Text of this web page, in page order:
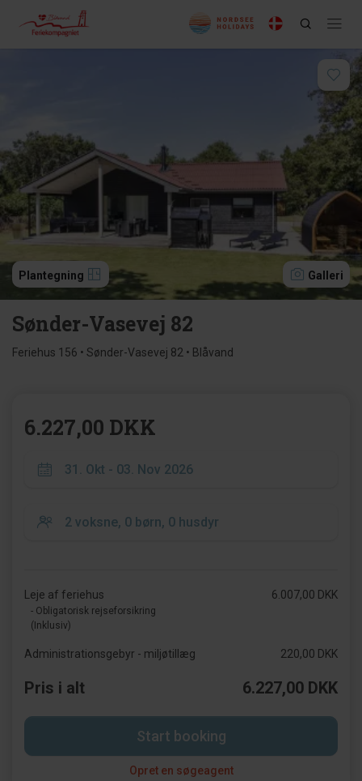
Plantegning Galleri
Sønder-Vasevej 82
Feriehus 156 • Sønder-Vasevej 82 • Blåvand
6.227,00 DKK
Leje af feriehus
- Obligatorisk rejseforsikring
(Inklusiv)
6.007,00 DKK
Administrationsgebyr - miljøtillæg 220,00 DKK
Pris i alt 6.227,00 DKK
Start booking
Opret en søgeagent